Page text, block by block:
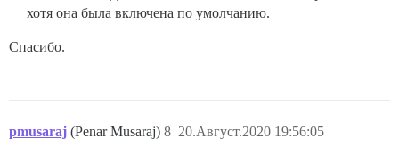
хотя она была включена по умолчанию.
Спасибо.
pmusaraj (Penar Musaraj) 20.Август.2020 19:56:05
8